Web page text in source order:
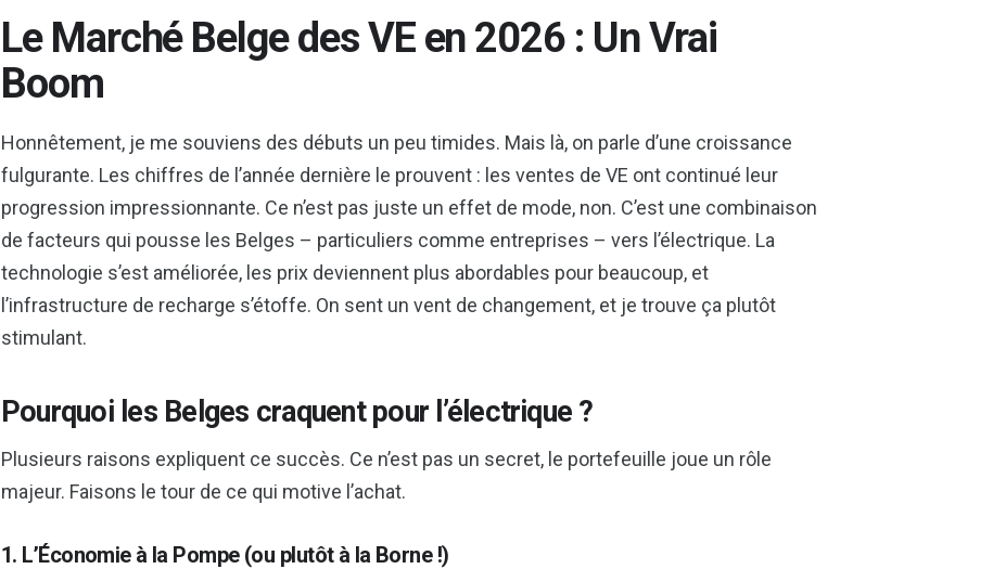
Le Marché Belge des VE en 2026 : Un Vrai
Boom
Honnêtement, je me souviens des débuts un peu timides. Mais là, on parle d’une croissance
fulgurante. Les chiffres de l’année dernière le prouvent : les ventes de VE ont continué leur
progression impressionnante. Ce n’est pas juste un effet de mode, non. C’est une combinaison
de facteurs qui pousse les Belges – particuliers comme entreprises – vers l’électrique. La
technologie s’est améliorée, les prix deviennent plus abordables pour beaucoup, et
l’infrastructure de recharge s’étoffe. On sent un vent de changement, et je trouve ça plutôt
stimulant.
Pourquoi les Belges craquent pour l’électrique ?
Plusieurs raisons expliquent ce succès. Ce n’est pas un secret, le portefeuille joue un rôle
majeur. Faisons le tour de ce qui motive l’achat.
1. L’Économie à la Pompe (ou plutôt à la Borne !)